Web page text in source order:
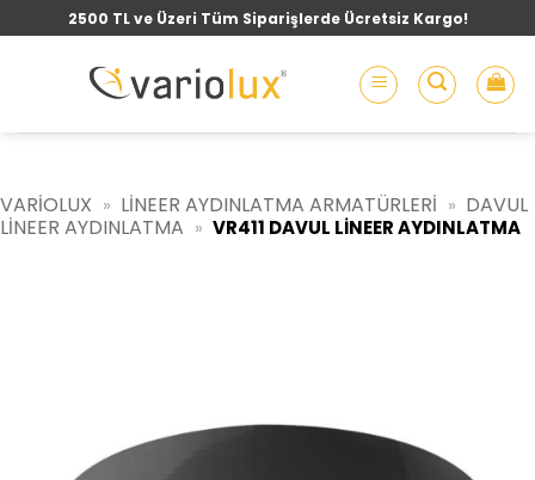
atla
2500 TL ve Üzeri Tüm Siparişlerde Ücretsiz Kargo!
VARIOLUX » LINEER AYDINLATMA ARMATÜRLERI » DAVUL
LINEER AYDINLATMA » VR411 DAVUL LINEER AYDINLATMA